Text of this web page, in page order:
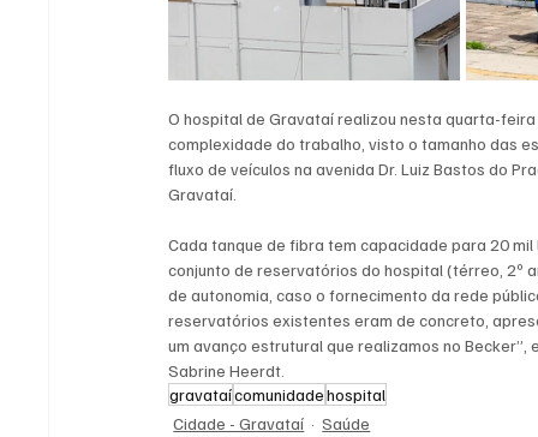
O hospital de Gravataí realizou nesta quarta-
complexidade do trabalho, visto o tamanho das
fluxo de veículos na avenida Dr. Luiz Bastos do
Gravataí.
Cada tanque de fibra tem capacidade para 20
conjunto de reservatórios do hospital (térreo, 2º
de autonomia, caso o fornecimento da rede
reservatórios existentes eram de concreto,
um avanço estrutural que realizamos no
Sabrine Heerdt.
gravataícomunidadehospital
Cidade - Gravataí
Saúde